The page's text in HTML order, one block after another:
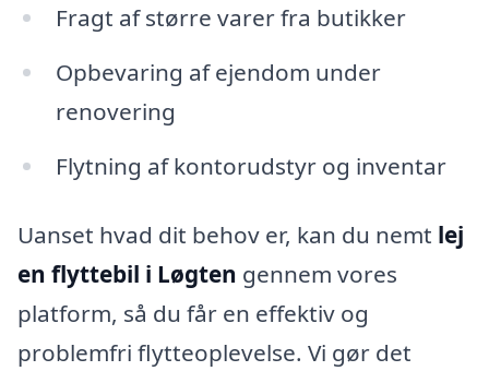
Fragt af større varer fra butikker
Opbevaring af ejendom under
renovering
Flytning af kontorudstyr og inventar
Uanset hvad dit behov er, kan du nemt lej
en flyttebil i Løgten gennem vores
platform, så du får en effektiv og
problemfri flytteoplevelse. Vi gør det